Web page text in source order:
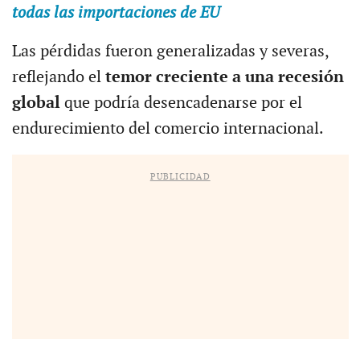
todas las importaciones de EU
Las pérdidas fueron generalizadas y severas,
reflejando el temor creciente a una recesión
global que podría desencadenarse por el
endurecimiento del comercio internacional.
PUBLICIDAD